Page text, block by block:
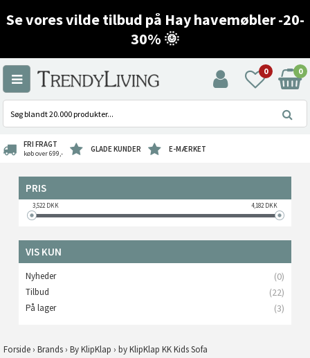
Se vores vilde tilbud på Hay havemøbler -20-
30% 🌞
0 0
FRI FRAGT
køb over 699,- GLADE KUNDER E-MÆRKET
PRIS
3,522DKK 4,182DKK
VIS KUN
Nyheder (0)
Tilbud (22)
På lager (3)
Forside › Brands › By KlipKlap › by KlipKlap KK Kids Sofa